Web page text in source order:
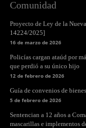
Comunidad
Proyecto de Ley de la
14224/2025]
16 de marzo de 2026
Policías cargan ataúd por
que perdió a su único hijo
12 de febrero de 2026
Guía de convenios de
5 de febrero de 2026
Sentencian a 12 años a
mascarillas e implementos